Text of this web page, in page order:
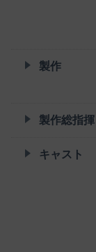
製作
製作総指揮
キャスト